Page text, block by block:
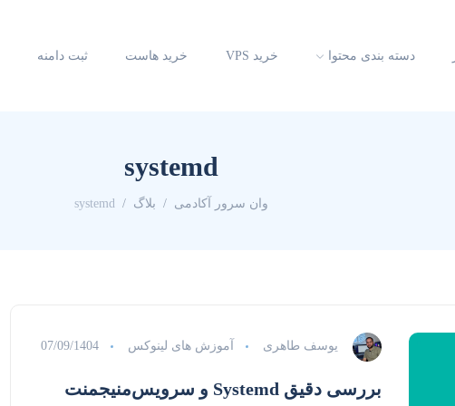
دسته بندی محتوا خرید VPS خرید هاست ثبت دامنه
systemd
وان سرور آکادمی بلاگ systemd
یوسف طاهری آموزش های لینوکس 07/09/1404
بررسی دقیق Systemd و سرویس‌منیجمنت